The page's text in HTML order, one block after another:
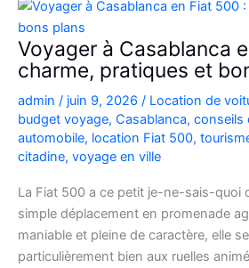
Picanto
à
Casablanca
vos
déplacements
Voyager à Casablanca
charme, pratiques et
admin / juin 9, 2026 / Location de
budget voyage, Casablanca, conseils
automobile, location Fiat 500,
citadine, voyage en ville
La Fiat 500 a ce petit je-ne-sais-quoi
simple déplacement en promenade
maniable et pleine de caractère, elle
particulièrement bien aux ruelles